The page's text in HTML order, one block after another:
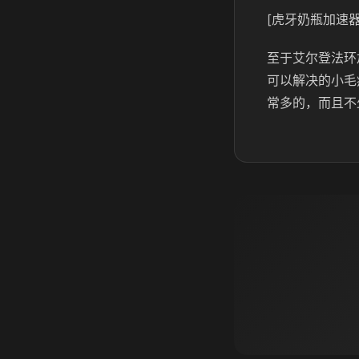
[虎牙奶瓶加速
至于艾尔登法
可以解决的小
常多的，而且